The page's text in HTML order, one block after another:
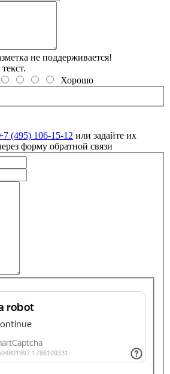
не поддерживается!
Хорошо
(495) 106-15-12 или задайте их
форму обратной связи